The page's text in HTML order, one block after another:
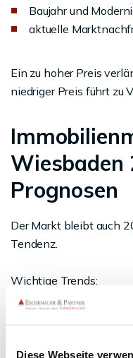
Diese Webseite
Baujahr und
aktuelle
Ein zu hoher Preis
niedriger Preis führt zu
Wiesbaden
Prognosen
Der Markt bleibt auch
Tendenz.
Wichtige Trends:
steigende
stabile Preise in